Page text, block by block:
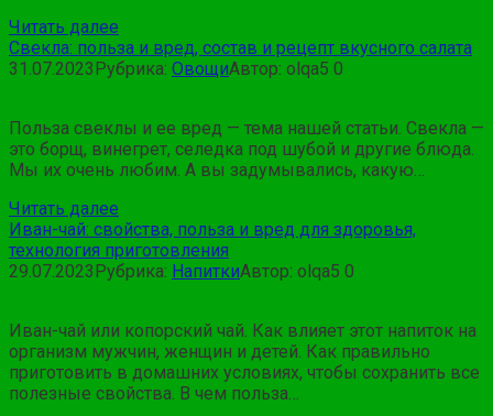
Читать далее
Свекла: польза и вред, состав и рецепт вкусного салата
31.07.2023Рубрика: ОвощиАвтор: olqa5 0
Польза свеклы и ее вред — тема нашей статьи. Свекла —
это борщ, винегрет, селедка под шубой и другие блюда.
Мы их очень любим. А вы задумывались, какую…
Читать далее
Иван-чай: свойства, польза и вред для здоровья,
технология приготовления
29.07.2023Рубрика: НапиткиАвтор: olqa5 0
Иван-чай или копорский чай. Как влияет этот напиток на
организм мужчин, женщин и детей. Как правильно
приготовить в домашних условиях, чтобы сохранить все
полезные свойства. В чем польза…